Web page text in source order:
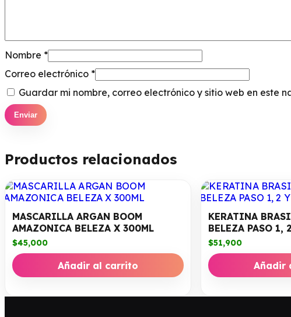
Nombre *
Correo electrónico *
Guardar mi nombre, correo electrónico y sitio web en este
Productos relacionados
MASCARILLA ARGAN BOOM
AMAZONICA BELEZA X 300ML
$45,000
Añadir al carrito
KERATINA
BELEZA PASO 1,
$51,900
Añadir